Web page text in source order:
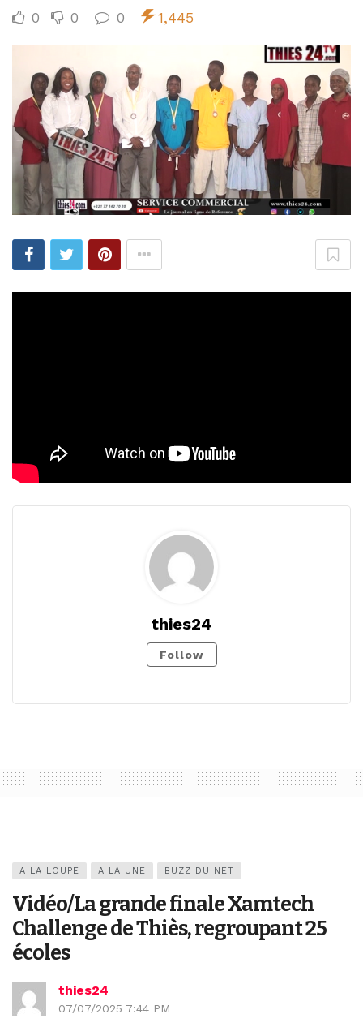
0 0 0 1,445
thies24
Follow
A LA LOUPE A LA UNE BUZZ DU NET
Vidéo/La grande finale Xamtech
Challenge de Thiès, regroupant 25
écoles
thies24
07/07/2025 7:44 PM